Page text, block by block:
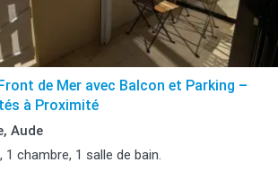
de Mer avec Balcon et Parking –
à Proximité
Aude
1 chambre, 1 salle de bain.